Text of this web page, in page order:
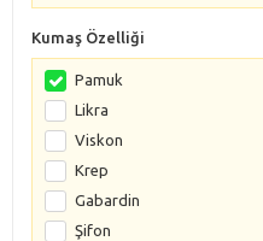
Kumaş Özelliği
Pamuk
Likra
Viskon
Krep
Gabardin
Şifon